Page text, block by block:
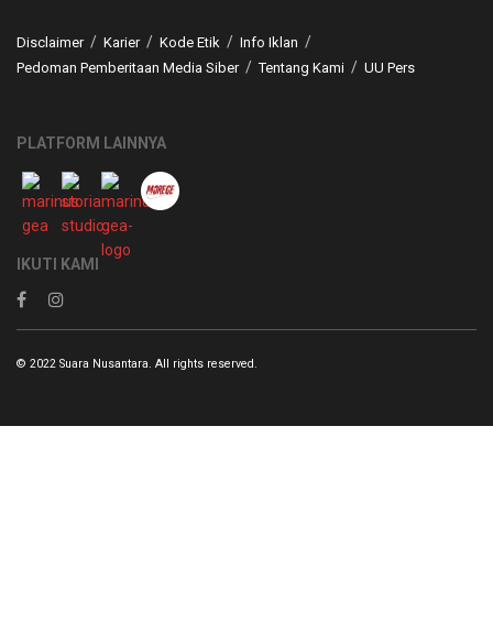
Disclaimer Karier Kode Etik
Info Iklan
Pedoman Pemberitaan Media Siber
Tentang Kami UU Pers
PLATFORM LAINNYA
IKUTI KAMI
© 2022 Suara Nusantara. All rights reserved.